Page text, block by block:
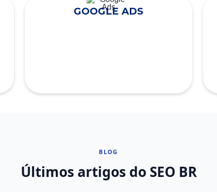
GOOGLE ADS
BLOG
Últimos artigos do SEO BR